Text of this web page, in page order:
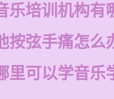
乐培训机构有
按弦手痛怎么
里可以学音乐